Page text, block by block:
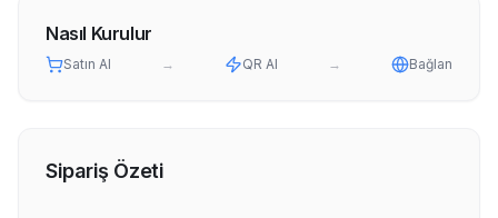
Nasıl Kurulur
Satın Al → QR Al → Bağlan
Sipariş Özeti